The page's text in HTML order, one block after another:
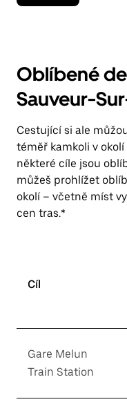
Oblíbené
Sauveur-
Cestující si ale
téměř kamkoli v
některé cíle jsou
můžeš prohlížet
okolí – včetně míst
cen tras.*
Cíl
Gare Melun
Train Station